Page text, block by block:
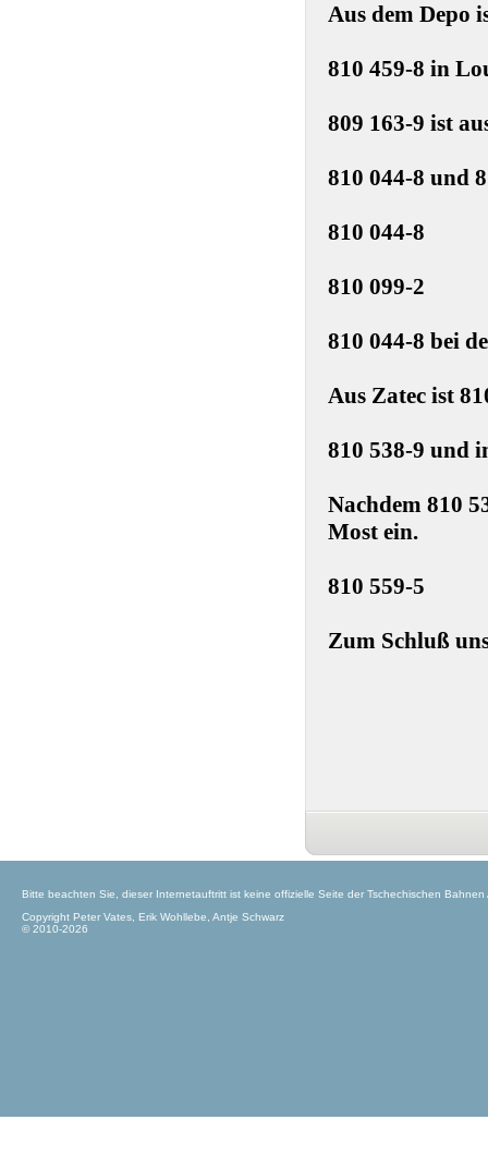
Aus dem Depo
810 459-8 in
809 163-9 ist
810 044-8 und
810 044-8
810 099-2
810 044-8 bei
Aus Zatec ist
810 538-9 und
Nachdem 810
Most ein.
810 559-5
Zum Schluß
Bitte beachten Sie, dieser Internetauftritt ist keine offizielle Seite der Tschechischen
Copyright Peter Vates, Erik Wohllebe, Antje Schwarz
© 2010-2026